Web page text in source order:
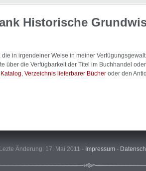
Historische
die in irgendeiner Weise in meiner
über die Verfügbarkeit der Titel im Buchhandel
Verzeichnis lieferbarer Bücher oder den
Lezte Änderung: 17. Mai 2011 - Impressum -